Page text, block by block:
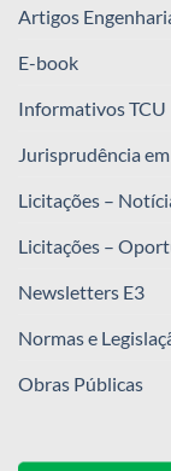
Artigos
E-book
Informativos TCU
Jurisprudência
Licitações –
Licitações –
Newsletters E3
Normas e
Obras Públicas